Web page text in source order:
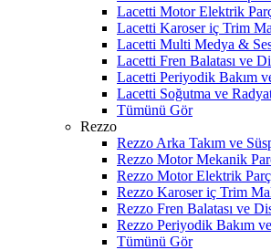
Lacetti Motor Elektrik
Lacetti Karoser iç Trim
Lacetti Multi Medya &
Lacetti Fren Balatası ve
Lacetti Periyodik Bakım
Lacetti Soğutma ve
Tümünü Gör
Rezzo
Rezzo Arka Takım ve
Rezzo Motor Mekanik
Rezzo Motor Elektrik
Rezzo Karoser iç Trim
Rezzo Fren Balatası ve
Rezzo Periyodik Bakım
Tümünü Gör